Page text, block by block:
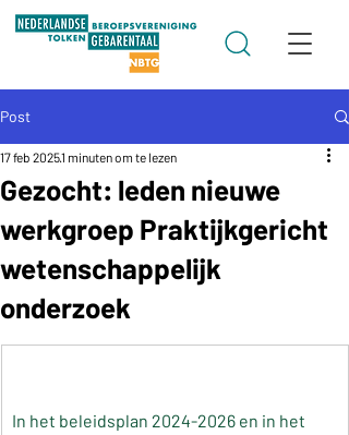
Post
Gezocht: leden nieuwe
werkgroep Praktijkgericht
wetenschappelijk
onderzoek
17 feb 20251 minuten om te lezen
In het beleidsplan 2024-2026 en in het